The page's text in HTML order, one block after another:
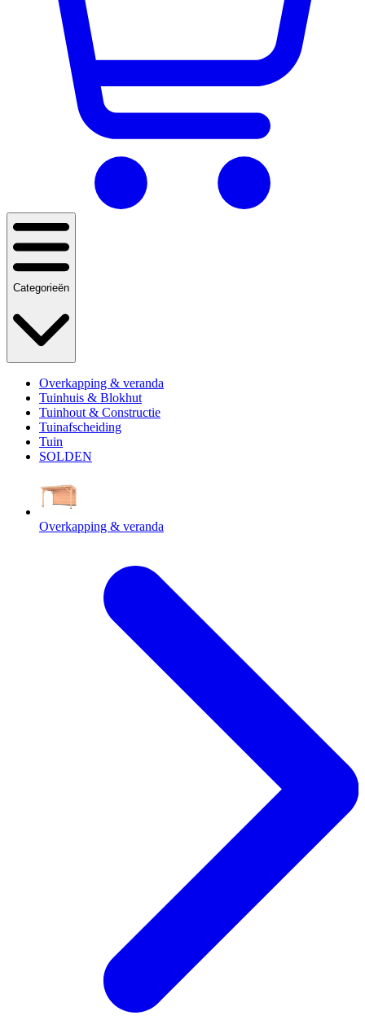
Categorieën
Overkapping & veranda
Tuinhuis & Blokhut
Tuinhout & Constructie
Tuinafscheiding
Tuin
SOLDEN
Overkapping & veranda